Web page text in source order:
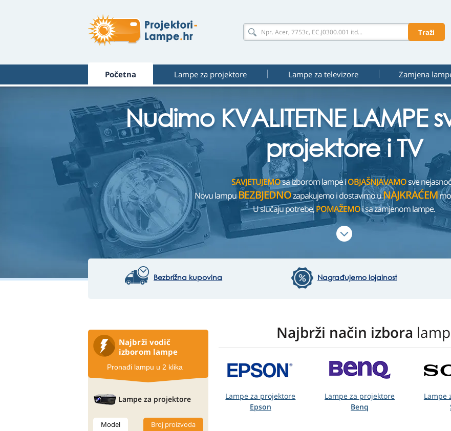
Traži
Početna Lampe za projektore Lampe za televizore Zamjena
Nudimo KVALITETNE LAMPE
projektore i TV
SAVJETUJEMOsa izborom lampe iOBJAŠNJAVAMOsve
Novu lampuBEZBJEDNOzapakujemo i dostavimo uNAJKRAĆEM
U slučaju potrebe,POMAŽEMOi sa zamjenom lampe.
Bezbrižna kupovina Nagrađujemo lojalnost
Najbrži način izbora
Lampe za projektore
Epson
Lampe za projektore
Benq
Lampe
Najbrži vodič
izborom lampe
Pronađi lampu u 2 klika
Lampe za projektore
Model Broj proizvoda